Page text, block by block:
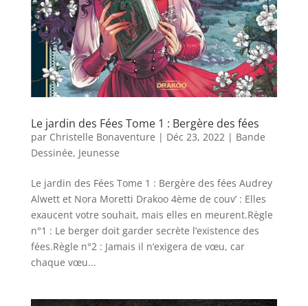
Le jardin des Fées Tome 1 : Bergère des fées
par Christelle Bonaventure | Déc 23, 2022| Bande
Dessinée, Jeunesse
Le jardin des Fées Tome 1 : Bergère des fées Audrey
Alwett et Nora Moretti Drakoo 4ème de couv’ : Elles
exaucent votre souhait, mais elles en meurent.Règle
n°1 : Le berger doit garder secrète l’existence des
fées.Règle n°2 : Jamais il n’exigera de vœu, car
chaque vœu...